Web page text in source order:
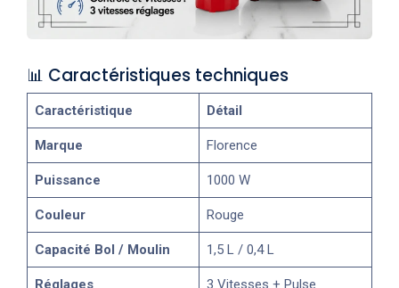
📊 Caractéristiques techniques
Caractéristique Détail
Marque Florence
Puissance 1000 W
Couleur Rouge
Capacité Bol / Moulin 1,5 L / 0,4 L
Réglages 3 Vitesses + Pulse